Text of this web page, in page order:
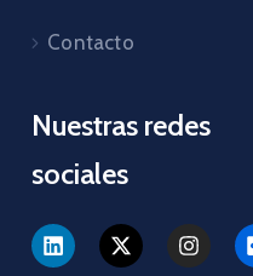
Contacto
Nuestras redes
sociales